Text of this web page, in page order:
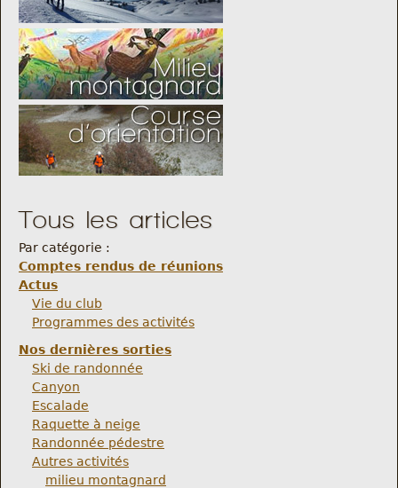
Tous les articles
Par catégorie :
Comptes rendus de réunions
Actus
Vie du club
Programmes des activités
Nos dernières sorties
Ski de randonnée
Canyon
Escalade
Raquette à neige
Randonnée pédestre
Autres activités
milieu montagnard